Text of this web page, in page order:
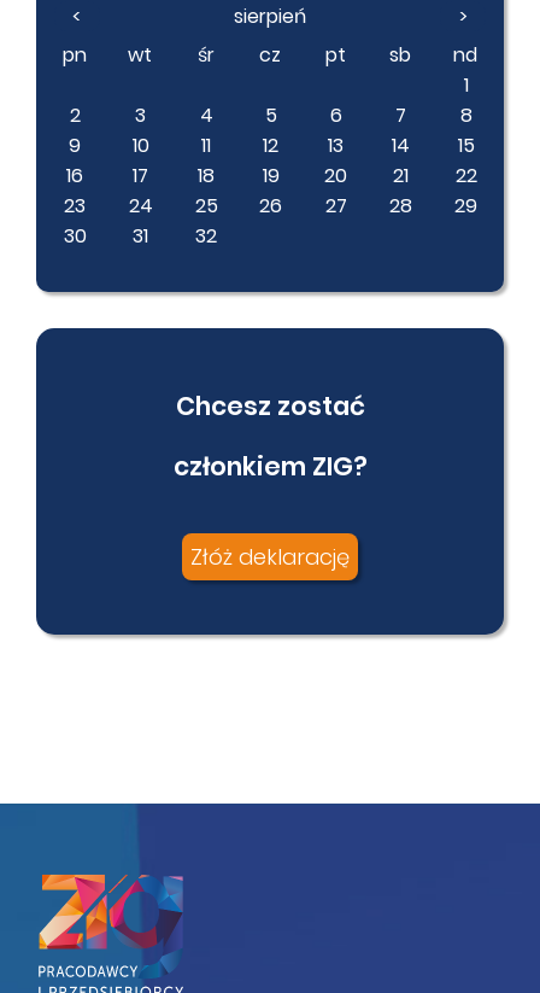
< sierpień
>
pn
wt śr cz pt sb
nd
1
2
3 4 5 6 7
8
9
10 11 12 13 14
15
16
17 18 19 20 21
22
23
24 25 26 27 28
29
30
31 32
Chcesz zostać
członkiem ZIG?
Złóż deklarację